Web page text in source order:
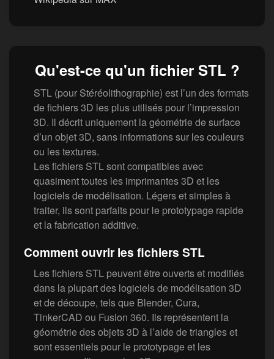
Qu'est-ce qu'un fichier STL ?
STL (pour Stéréolithographie) est l’un des formats
de fichiers 3D les plus utilisés pour l’impression
3D. Il décrit uniquement la géométrie de surface
d’un objet 3D, sans informations sur les couleurs
ou les textures.
Les fichiers STL sont compatibles avec
quasiment toutes les imprimantes 3D et les
logiciels de modélisation. Légers et simples à
traiter, ils sont parfaits pour le prototypage rapide
et la fabrication additive.
Comment ouvrir les fichiers STL
Les fichiers STL peuvent être ouverts et modifiés
dans la plupart des logiciels de modélisation 3D
et de découpe, tels que Blender, Cura,
TinkerCAD ou Fusion 360. Ils représentent la
géométrie des objets 3D à l’aide de triangles et
sont essentiels pour le prototypage et les